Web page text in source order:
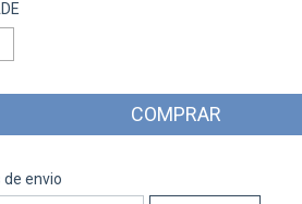
o CEP:
de envio